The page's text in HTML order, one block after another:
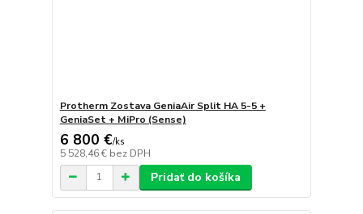
Protherm Zostava GeniaAir Split HA 5-5 +
GeniaSet + MiPro (Sense)
6 800 €/ks
5 528,46 € bez DPH
Pridať do košíka